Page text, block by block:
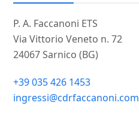
P. A. Faccanoni ETS
Via Vittorio Veneto n. 72
24067 Sarnico (BG)
+39 035 426 1453
ingressi@cdrfaccanoni.com